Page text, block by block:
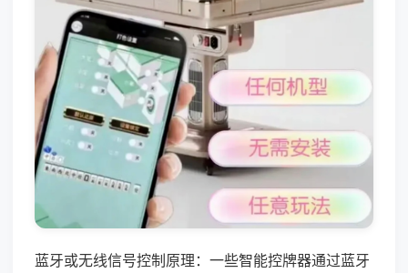
蓝牙或无线信号控制原理：一些智能控牌器通过蓝牙